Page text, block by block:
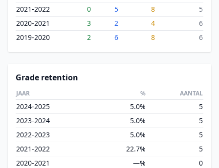
2021-2022
0 5 8
5
2020-2021
3 2 4
6
2019-2020
2 6 8 6
Grade retention
JAAR % AANTAL
2024-2025 5.0%
5
2023-2024
5.0%
5
2022-2023
5.0%
5
2021-2022
22.7%
5
2020-2021
—%
0